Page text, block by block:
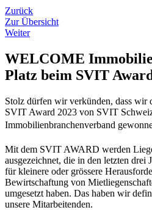
Zurück
Zur Übersicht
Weiter
WELCOME
Platz beim SVIT
Stolz dürfen wir verkünden, dass wir
SVIT Award 2023 von SVIT
Immobilienbranchenverband
Mit dem SVIT AWARD werden
ausgezeichnet, die in den letzten drei
für kleinere oder grössere
Bewirtschaftung von
umgesetzt haben. Das haben wir
unsere Mitarbeitenden.